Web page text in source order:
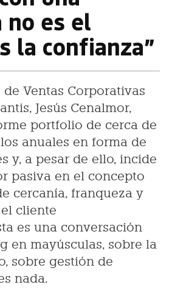
no es el
la confianza”
de Ventas Corporativas
Jesús Cenalmor,
portfolio de cerca de
anuales en forma de
y, a pesar de ello, incide
pasiva en el concepto
cercanía, franqueza y
cliente
es una conversación
en mayúsculas, sobre la
sobre gestión de
nada.